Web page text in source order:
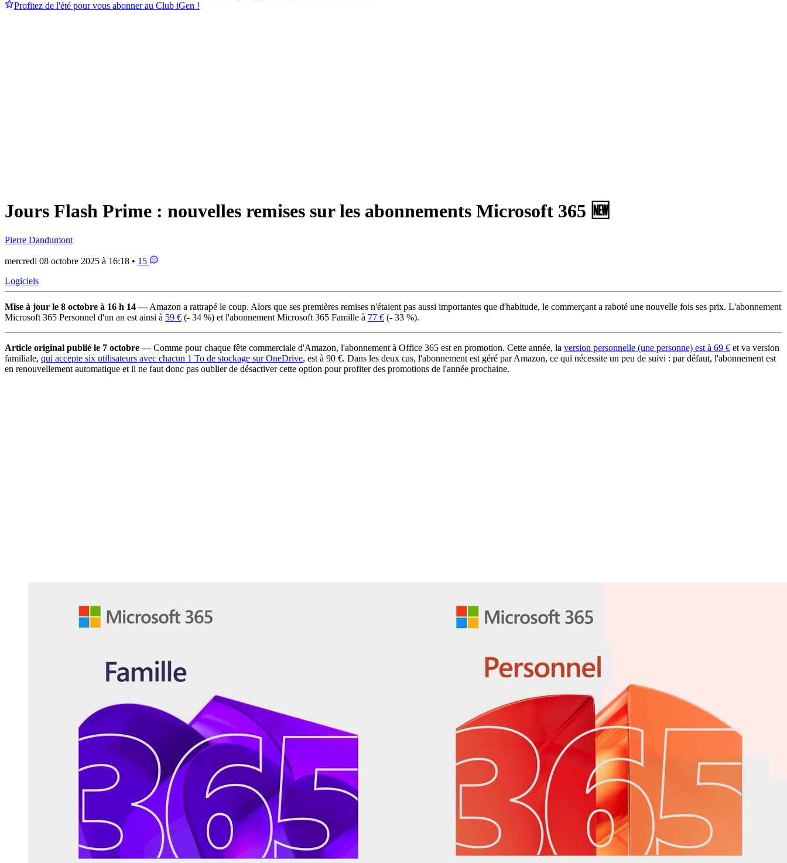
Profitez de l'été pour vous abonner au Club iGen !
Jours Flash Prime : nouvelles remises sur les abonnements Microsoft 365 🆕
Pierre Dandumont
mercredi 08 octobre 2025 à 16:18 • 15
Logiciels
Mise à jour le 8 octobre à 16 h 14 —Amazon a rattrapé le coup. Alors que ses premières remises n'étaient pas aussi importantes que d'habitude, le commerçant a raboté une nouvelle fois ses prix. L'abonnement
Microsoft 365 Personnel d'un an est ainsi à 59 € (- 34 %) et l'abonnement Microsoft 365 Famille à 77 € (- 33 %).
Article original publié le 7 octobre —Comme pour chaque fête commerciale d'Amazon, l'abonnement à Office 365 est en promotion. Cette année, la version personnelle (une personne) est à 69 € et va version
familiale, qui accepte six utilisateurs avec chacun 1 To de stockage sur OneDrive, est à 90 €. Dans les deux cas, l'abonnement est géré par Amazon, ce qui nécessite un peu de suivi : par défaut, l'abonnement est
en renouvellement automatique et il ne faut donc pas oublier de désactiver cette option pour profiter des promotions de l'année prochaine.